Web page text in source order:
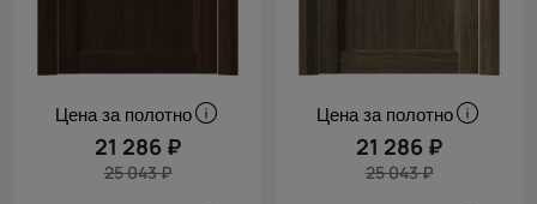
Цена за полотно
21 286 ₽
25 043 ₽
Цена за полотно
21 286 ₽
25 043 ₽